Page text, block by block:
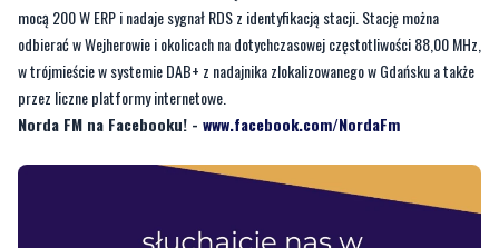
przez liczne platformy internetowe.
Norda FM na Facebooku! -www.facebook.com/NordaFm